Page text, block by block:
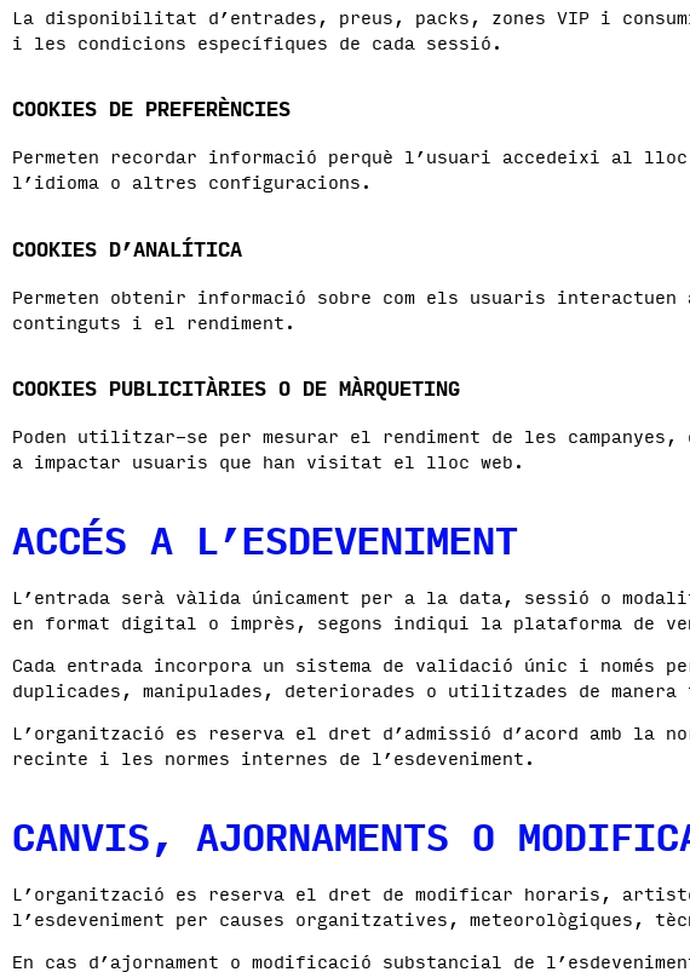
La disponibilitat d’entrades, preus, packs, zones VIP i
i les condicions específiques de cada sessió.
COOKIES DE PREFERÈNCIES
Permeten recordar informació perquè l’usuari accedeixi al
l’idioma o altres configuracions.
COOKIES D’ANALÍTICA
Permeten obtenir informació sobre com els usuaris
continguts i el rendiment.
COOKIES PUBLICITÀRIES O DE MÀRQUETING
Poden utilitzar-se per mesurar el rendiment de les
a impactar usuaris que han visitat el lloc web.
ACCÉS A L’ESDEVENIMENT
L’entrada serà vàlida únicament per a la data, sessió o
en format digital o imprès, segons indiqui la plataforma de
Cada entrada incorpora un sistema de validació únic i només
duplicades, manipulades, deteriorades o utilitzades de
L’organització es reserva el dret d’admissió d’acord amb la
recinte i les normes internes de l’esdeveniment.
CANVIS, AJORNAMENTS O
L’organització es reserva el dret de modificar horaris,
l’esdeveniment per causes organitzatives, meteorològiques,
En cas d’ajornament o modificació substancial de